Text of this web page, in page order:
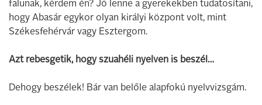
falunak, kérdem én? Jó lenne a gyerekekben tudatosítani,
hogy Abasár egykor olyan királyi központ volt, mint
Székesfehérvár vagy Esztergom.
Azt rebesgetik, hogy szuahéli nyelven is beszél…
Dehogy beszélek! Bár van belőle alapfokú nyelvvizsgám.